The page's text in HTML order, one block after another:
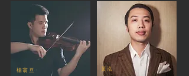
楊翕亘 ​黃泓